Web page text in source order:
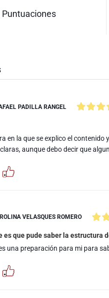
Puntuaciones
PADILLA RANGEL
en la que se explico el
aunque debo decir que
VELASQUES ROMERO
es que pude saber la estructura
una preparación para mi para